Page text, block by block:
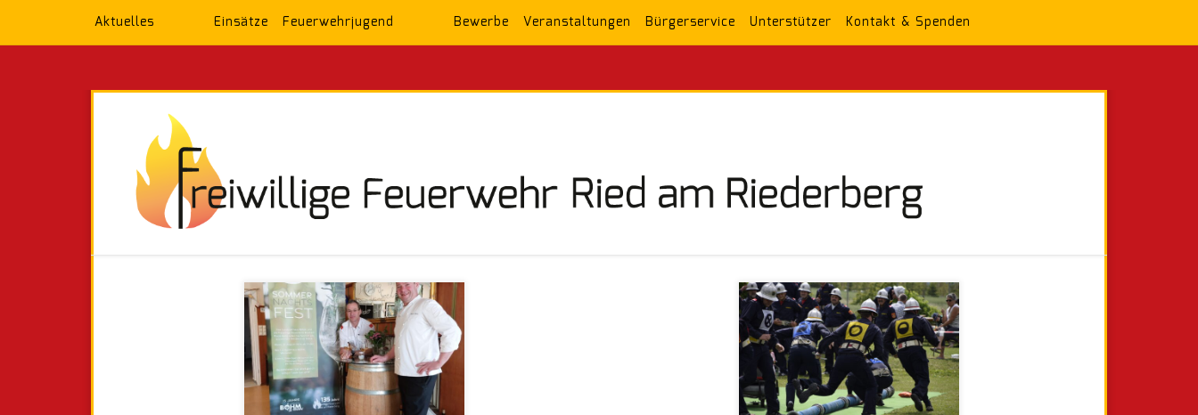
Aktuelles Einsätze Feuerwehrjugend Bewerbe Veranstaltungen Bürgerservice Unterstützer Kontakt & Spenden